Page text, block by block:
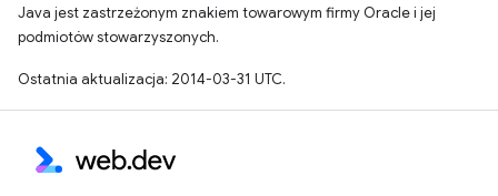
Java jest zastrzeżonym znakiem towarowym firmy Oracle i jej
podmiotów stowarzyszonych.
Ostatnia aktualizacja: 2014-03-31 UTC.